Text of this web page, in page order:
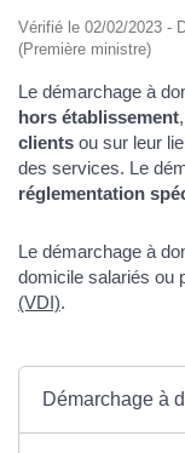
Vérifié le 02/02/2023 -
(Première ministre)
Le démarchage à
hors établissement
clients ou sur leur
des services. Le
réglementation
Le démarchage à
domicile salariés ou
(VDI).
Démarchage à